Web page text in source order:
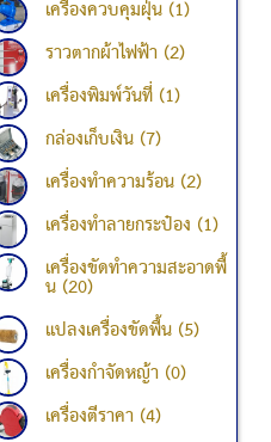
เครื่องควบคุมฝุ่น (1)
ราวตากผ้าไฟฟ้า (2)
เครื่องพิมพ์วันที่ (1)
กล่องเก็บเงิน (7)
เครื่องทำความร้อน (2)
เครื่องทำลายกระป๋อง (1)
เครื่องขัดทำความสะอาดพื้
น (20)
แปลงเครื่องขัดพื้น (5)
เครื่องกำจัดหญ้า (0)
เครื่องตีราคา (4)